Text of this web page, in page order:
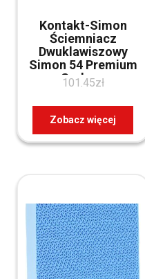
Kontakt-Simon
Ściemniacz
Dwuklawiszowy
Simon 54 Premium
Srebrny
(D75310.01/43)
101.45zł
Zobacz więcej